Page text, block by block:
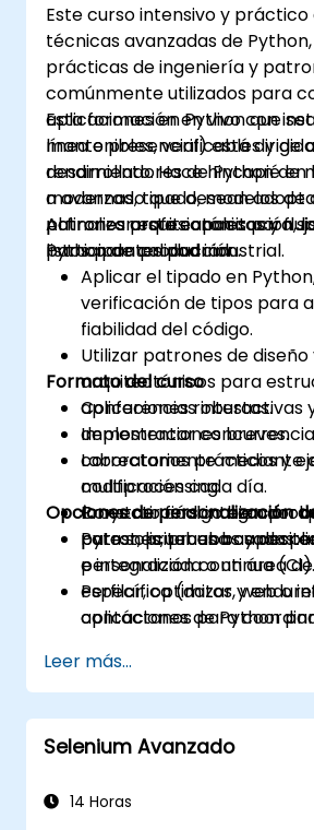
Este curso intensivo y
técnicas avanzadas de
prácticas de ingeniería y
comúnmente utilizados para
aplicaciones en Python que
mantenibles, verificables y de
rendimiento. Hace hincapié
modernas, tipado, modelos
patrones arquitectónicos y
listos para producción.
Esta formación en vivo con
línea o presencial) está
desarrolladores de Python de
a avanzado que desean
patrones profesionales para
Python de calidad industrial.
Al finalizar esta capacitación,
participantes podrán:
Aplicar el tipado en
verificación de tipos para
fiabilidad del código.
Utilizar patrones de
arquitectónicos para
aplicaciones robustas.
Implementar
correctamente mediante
multiprocessing.
Construir código bien
pytest, pruebas basadas
e integración continua (CI).
Perfilar, optimizar y
aplicaciones de Python
Empaquetar, distribuir e
proyectos de Python
herramientas modernas y
Formato del curso
Conferencias interactivas
demostraciones breves.
Laboratorios prácticos y
codificación cada día.
Proyecto final integrador
patrones, pruebas y
Opciones de personalización
Para solicitar una
personalizada o un área
específica (datos, web o
contáctanos para
Leer más...
Selenium Avanzado
14 Horas